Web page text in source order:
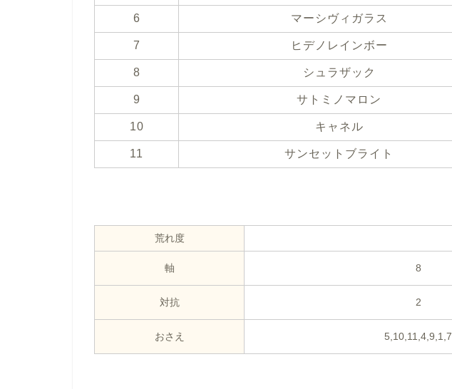
6 マーシヴィガラス
7 ヒデノレインボー
8 シュラザック
9 サトミノマロン
10 キャネル
11 サンセットブライト
荒れ度
軸 8
対抗 2
おさえ 5,10,11,4,9,1,7